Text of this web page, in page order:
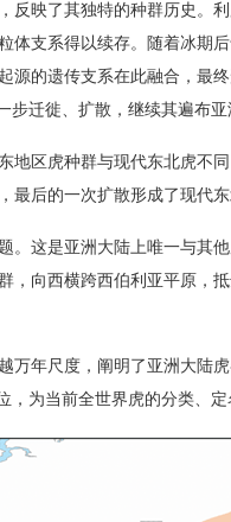
反映了其独特的种群历史。
体支系得以续存。随着冰期
源的遗传支系在此融合，最
迁徙、扩散，继续其遍布亚
地区虎种群与现代东北虎不
后的一次扩散形成了现代东
。这是亚洲大陆上唯一与其
，向西横跨西伯利亚平原，
万年尺度，阐明了亚洲大陆
为当前全世界虎的分类、